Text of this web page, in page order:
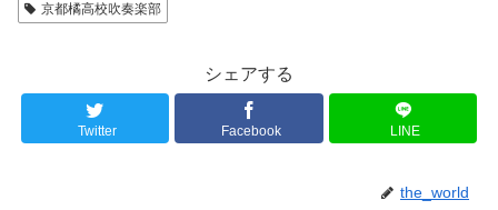
京都橘高校吹奏楽部
シェアする
Twitter Facebook LINE
the_world